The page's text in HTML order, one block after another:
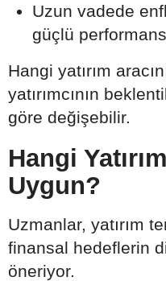
Uzun vadede
güçlü
Hangi yatırım
yatırımcının
göre değişebilir.
Hangi
Uygun?
Uzmanlar, yatırım
finansal hedeflerin
öneriyor.